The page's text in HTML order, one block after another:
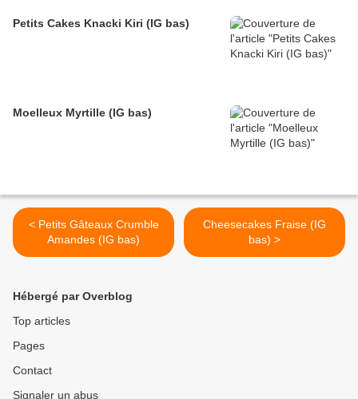
Petits Cakes Knacki Kiri (IG bas)
Moelleux Myrtille (IG bas)
< Petits Gâteaux Crumble
Amandes (IG bas)
Cheesecakes Fraise (IG
bas) >
Hébergé par Overblog
Top articles
Pages
Contact
Signaler un abus